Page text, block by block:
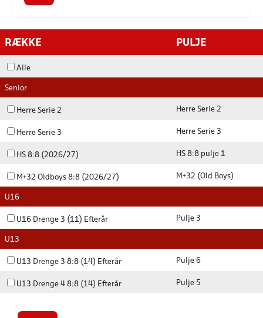
RÆKKE PULJE
Alle
Senior
Herre Serie 2 Herre Serie 2
Herre Serie 3 Herre Serie 3
HS 8:8 (2026/27) HS 8:8 pulje 1
M+32 Oldboys 8:8 (2026/27) M+32 (Old Boys)
U16
U16 Drenge 3 (11) Efterår Pulje 3
U13
U13 Drenge 3 8:8 (14) Efterår Pulje 6
U13 Drenge 4 8:8 (14) Efterår Pulje 5